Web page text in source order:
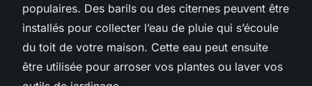
populaires. Des barils ou des citernes peuvent être
installés pour collecter l’eau de pluie qui s’écoule
du toit de votre maison. Cette eau peut ensuite
être utilisée pour arroser vos plantes ou laver vos